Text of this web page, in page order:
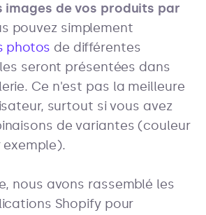
images de vos produits par
pouvez simplement
photos de différentes
seront présentées dans
Ce n'est pas la meilleure
surtout si vous avez
de variantes (couleur
nous avons rassemblé les
Shopify pour